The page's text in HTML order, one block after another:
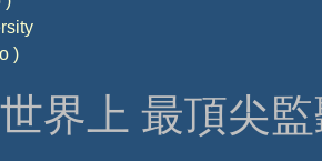
)
界上 最頂尖